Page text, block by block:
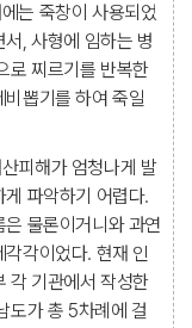
는 죽창이 사용되었
, 사형에 임하는 병
로 찌르기를 반복한
뽑기를 하여 죽일
피해가 엄청나게 발
파악하기 어렵다.
물론이거니와 과연
각이었다. 현재 인
각 기관에서 작성한
도가 총 5차례에 걸